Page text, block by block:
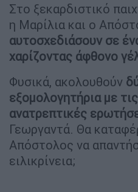
Στο ξεκαρδιστικό
η Μαρίλια και ο
αυτοσχεδιάσουν σε
χαρίζοντας άφθονο
Φυσικά, ακολουθούν
εξομολογητήρια με
ανατρεπτικές
Γεωργαντά. Θα
Απόστολος να
ειλικρίνεια;